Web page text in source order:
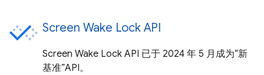
Screen Wake Lock API
Screen Wake Lock API 已于 2024 年 5 月成为“新
基准”API。